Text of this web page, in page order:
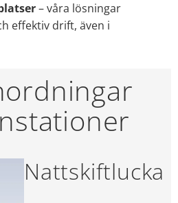
– våra lösningar
effektiv drift, även i
Nattskiftlucka